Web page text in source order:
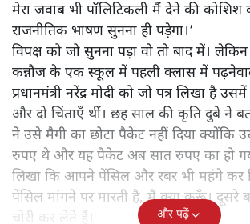
मेरा जवाब भी पॉलिटिकली मैं देने की कोशिश
राजनीतिक भाषण सुनना ही पड़ेगा।’
विपक्ष को जो सुनना पड़ा वो तो बाद में। लेकिन
कन्नौज के एक स्कूल में पहली क्लास में
प्रधानमंत्री नरेंद्र मोदी को जो पत्र लिखा है
और दो चिंताएँ थीं। छह साल की कृति दुबे ने
ने उसे मैगी का छोटा पैकेट नहीं दिया क्योंकि
रुपए थे और यह पैकेट अब सात रुपए का हो
लिखा कि आपने पेंसिल और रबर भी महंगे कर
पेंसिल मांगने पर मारती है, मैं क्या करूँ। दूसरे
चोरी कर लेते हैं।
और पढ़ें